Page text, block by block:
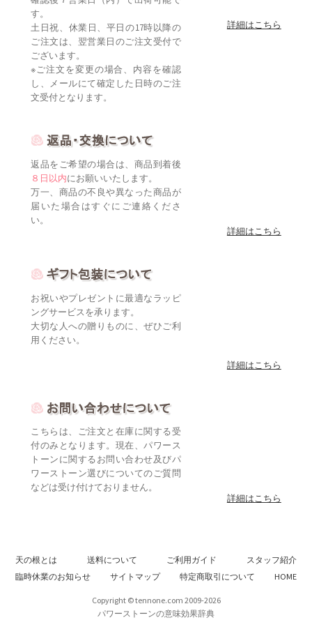
す。
土日祝、休業日、平日の17時以降の
ご注文は、翌営業日のご注文受付で
ございます。
※ご注文を変更の場合、内容を確認
し、メールにて確定した日時のご注
文受付となります。
詳細はこちら
返品をご希望の場合は、商品到着後
８日以内にお願いいたします。
万一、商品の不良や異なった商品が
届いた場合はすぐにご連絡くださ
い。
詳細はこちら
お祝いやプレゼントに最適なラッピ
ングサービスを承ります。
大切な人への贈りものに、ぜひご利
用ください。
詳細はこちら
こちらは、ご注文と在庫に関する受
付のみとなります。現在、パワース
トーンに関するお問い合わせ及びパ
ワーストーン選びについてのご質問
などは受け付けておりません。
詳細はこちら
天の根とは 送料について ご利用ガイド
スタッフ紹介
臨時休業のお知らせ
サイトマップ 特定商取引について HOME
Copyright © tennone.com 2009-2026
パワーストーンの意味効果辞典